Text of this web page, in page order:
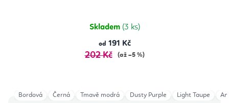
Skladem (3 ks)
od 191 Kč
202 Kč (až –5 %)
Bordová Černá Tmavě modrá Dusty Purple Light Taupe